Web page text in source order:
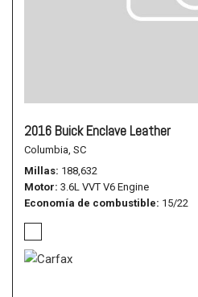
2016 Buick Enclave Leather
Columbia, SC
Millas 188,632
Motor 3.6L VVT V6 Engine
Economía de combustible 15/22